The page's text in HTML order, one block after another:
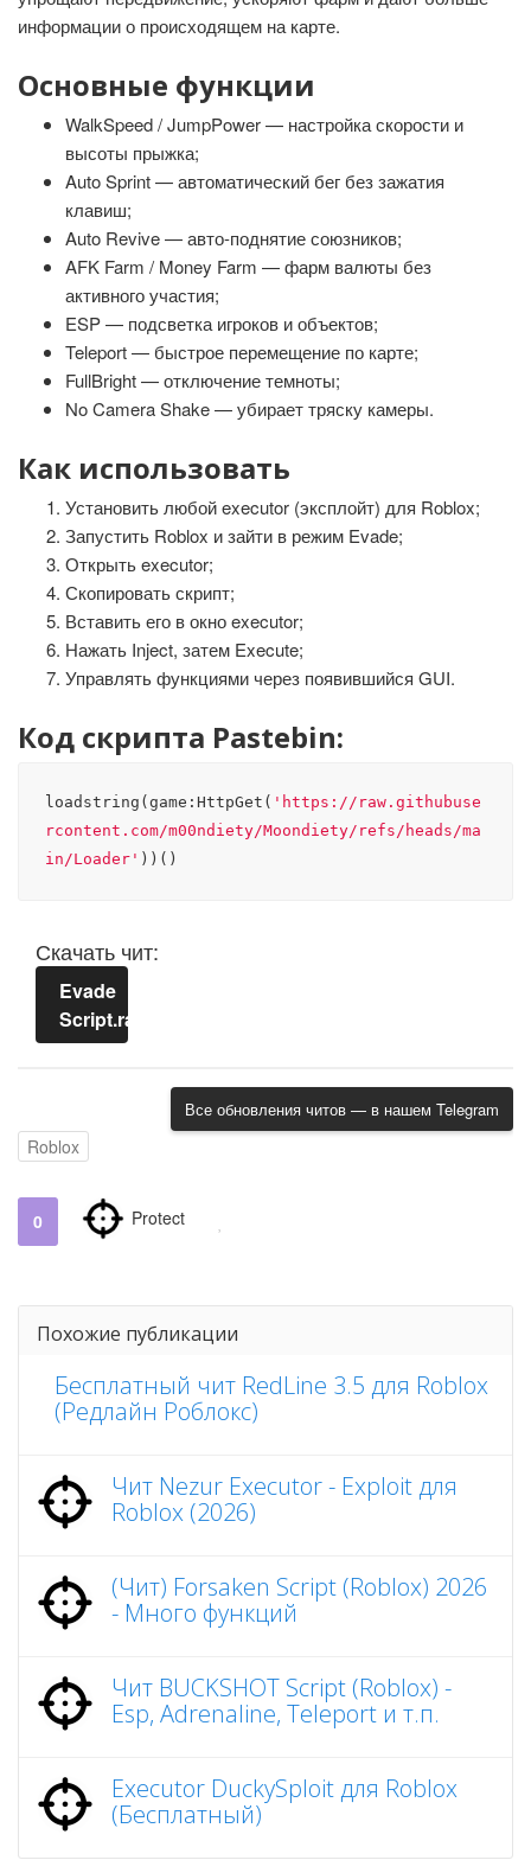
информации о происходящем на карте.
Основные функции
WalkSpeed / JumpPower — настройка скорости и
высоты прыжка;
Auto Sprint — автоматический бег без зажатия
клавиш;
Auto Revive — авто-поднятие союзников;
AFK Farm / Money Farm — фарм валюты без
активного участия;
ESP — подсветка игроков и объектов;
Teleport — быстрое перемещение по карте;
FullBright — отключение темноты;
No Camera Shake — убирает тряску камеры.
Как использовать
Установить любой executor (эксплойт) для Roblox;
Запустить Roblox и зайти в режим Evade;
Открыть executor;
Скопировать скрипт;
Вставить его в окно executor;
Нажать Inject, затем Execute;
Управлять функциями через появившийся GUI.
Код скрипта Pastebin:
loadstring(game:HttpGet( 'https://raw.githubuse
rcontent.com/m00ndiety/Moondiety/refs/heads/ma
in/Loader' ))()
Скачать чит:
Evade
Script.rar
Все обновления читов — в нашем Telegram
Roblox
0 Protect
Похожие публикации
Бесплатный чит RedLine 3.5 для Roblox
(Редлайн Роблокс)
Чит Nezur Executor - Exploit для
Roblox (2026)
(Чит) Forsaken Script (Roblox) 2026
- Много функций
Чит BUCKSHOT Script (Roblox) -
Esp, Adrenaline, Teleport и т.п.
Executor DuckySploit для Roblox
(Бесплатный)